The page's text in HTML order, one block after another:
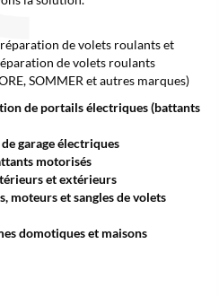
de volets roulants et
de volets roulants
SOMMER et autres marques)
de portails électriques (battants
garage électriques
motorisés
et extérieurs
moteurs et sangles de volets
domotiques et maisons